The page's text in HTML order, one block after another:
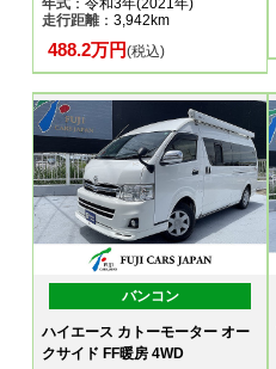
年式 ：令和3年(2021年)
走行距離：3,942km
488.2万円(税込)
バンコン
ハイエース カトーモーター オー
クサイド FF暖房 4WD